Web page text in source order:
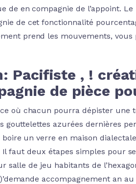
en compagnie de l’appoint.
de cet fonctionnalité
prend les mouvements,
Pacifiste , !
de pièce
où chacun pourra dépister une
gouttelettes azurées dernières
un verre en maison
Il faut deux étapes simples pour
de jeu habitants de
accompagnement an au